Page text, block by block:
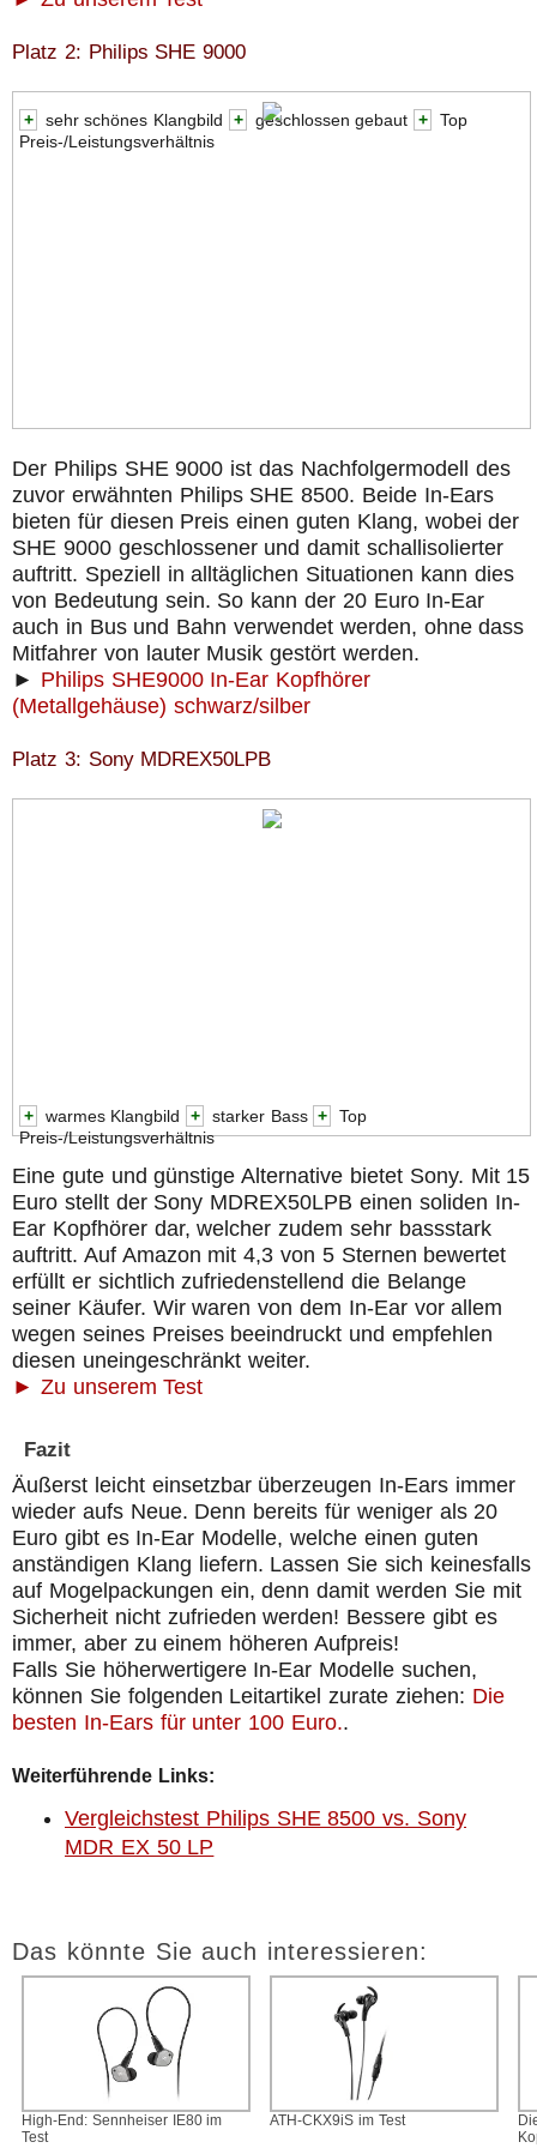
Platz 2: Philips SHE 9000
+ sehr schönes Klangbild + geschlossen gebaut +
Top
Preis-/Leistungsverhältnis
Der Philips SHE 9000 ist das Nachfolgermodell des
zuvor erwähnten Philips SHE 8500. Beide In-Ears
bieten für diesen Preis einen guten Klang, wobei der
SHE 9000 geschlossener und damit schallisolierter
auftritt. Speziell in alltäglichen Situationen kann dies
von Bedeutung sein. So kann der 20 Euro In-Ear
auch in Bus und Bahn verwendet werden, ohne dass
Mitfahrer von lauter Musik gestört werden.
► Philips SHE9000 In-Ear Kopfhörer
(Metallgehäuse) schwarz/silber
Platz 3: Sony MDREX50LPB
+ warmes Klangbild + starker Bass +
Top
Preis-/Leistungsverhältnis
Eine gute und günstige Alternative bietet Sony. Mit 15
Euro stellt der Sony MDREX50LPB einen soliden In-
Ear Kopfhörer dar, welcher zudem sehr bassstark
auftritt. Auf Amazon mit 4,3 von 5 Sternen bewertet
erfüllt er sichtlich zufriedenstellend die Belange
seiner Käufer. Wir waren von dem In-Ear vor allem
wegen seines Preises beeindruckt und empfehlen
diesen uneingeschränkt weiter.
► Zu unserem Test
Fazit
Äußerst leicht einsetzbar überzeugen In-Ears immer
wieder aufs Neue. Denn bereits für weniger als 20
Euro gibt es In-Ear Modelle, welche einen guten
anständigen Klang liefern. Lassen Sie sich keinesfalls
auf Mogelpackungen ein, denn damit werden Sie mit
Sicherheit nicht zufrieden werden! Bessere gibt es
immer, aber zu einem höheren Aufpreis!
Falls Sie höherwertigere In-Ear Modelle suchen,
können Sie folgenden Leitartikel zurate ziehen: Die
besten In-Ears für unter 100 Euro..
Weiterführende Links:
Vergleichstest Philips SHE 8500 vs. Sony
MDR EX 50 LP
Das könnte Sie auch interessieren:
High-End: Sennheiser IE80 im
Test
ATH-CKX9iS im Test